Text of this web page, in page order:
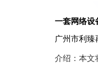
一套网络设
广州市利臻
介绍： 本文